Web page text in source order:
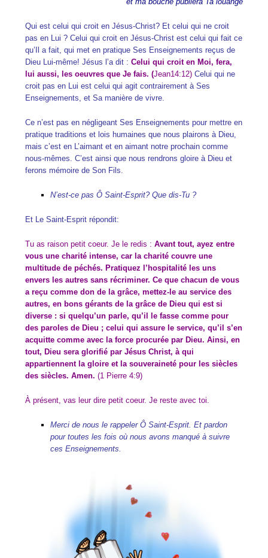
Qui est celui qui croit en Jésus-Christ? Et celui qui ne croit
pas en Lui ? Celui qui croit en Jésus-Christ est celui qui fait ce
qu’Il a fait, qui met en pratique Ses Enseignements reçus de
Dieu Lui-même! Jésus l’a dit :Celui qui croit en Moi, fera,
lui aussi, les oeuvres que Je fais. (Jean14:12)Celui qui ne
croit pas en Lui est celui qui agit contrairement à Ses
Enseignements, et Sa manière de vivre.
Ce n’est pas en négligeant Ses Enseignements pour mettre en
pratique traditions et lois humaines que nous plairons à Dieu,
mais c’est en L’aimant et en aimant notre prochain comme
nous-mêmes. C’est ainsi que nous rendrons gloire à Dieu et
ferons mémoire de Son Fils.
N’est-ce pas Ô Saint-Esprit? Que dis-Tu ?
Et Le Saint-Esprit répondit:
Tu as raison petit coeur. Je le redis :Avant tout, ayez entre
vous une charité intense, car la charité couvre une
multitude de péchés. Pratiquez l’hospitalité les uns
envers les autres sans récriminer. Ce que chacun de vous
a reçu comme don de la grâce, mettez-le au service des
autres, en bons gérants de la grâce de Dieu qui est si
diverse : si quelqu’un parle, qu’il le fasse comme pour
des paroles de Dieu ; celui qui assure le service, qu’il s’en
acquitte comme avec la force procurée par Dieu. Ainsi, en
tout, Dieu sera glorifié par Jésus Christ, à qui
appartiennent la gloire et la souveraineté pour les siècles
des siècles. Amen.(1 Pierre 4:9)
À présent, vas leur dire petit coeur. Je reste avec toi.
Merci de nous le rappeler Ô Saint-Esprit. Et pardon
pour toutes les fois où nous avons manqué à suivre
ces Enseignements.